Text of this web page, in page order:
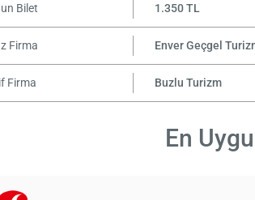
Bilet 1.350 TL
Firma Enver Geçgel
Firma Buzlu Turizm
En